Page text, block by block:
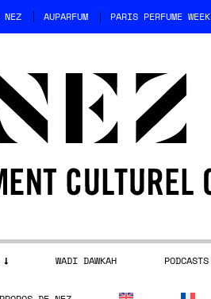
NEZ AUPARFUM PARIS PERFUME WEEK
WADI DAWKAH PODCASTS